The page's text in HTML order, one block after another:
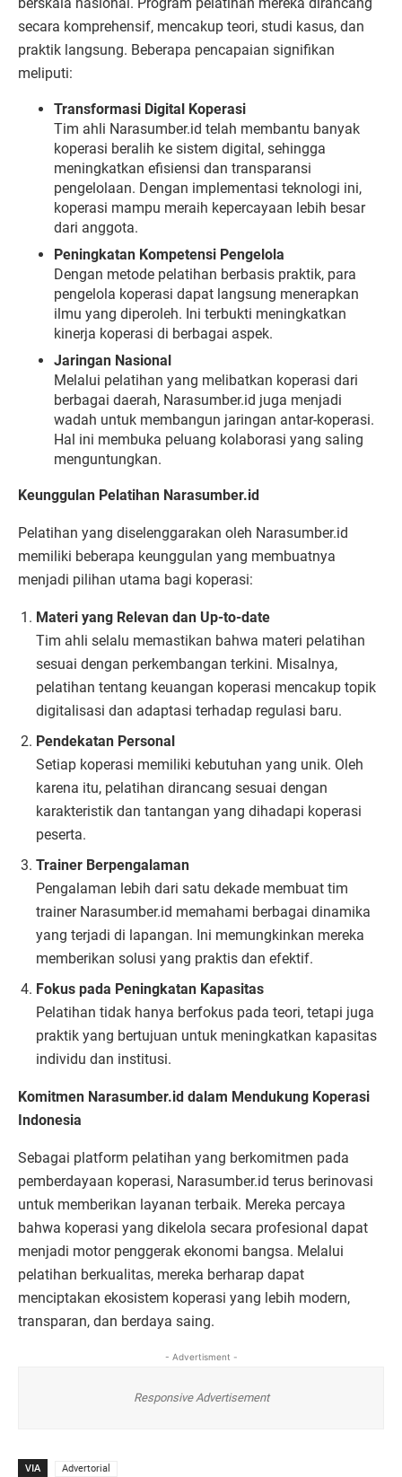
berskala nasional. Program pelatihan mereka dirancang
secara komprehensif, mencakup teori, studi kasus, dan
praktik langsung. Beberapa pencapaian signifikan
meliputi:
Transformasi Digital Koperasi
Tim ahli Narasumber.id telah membantu banyak
koperasi beralih ke sistem digital, sehingga
meningkatkan efisiensi dan transparansi
pengelolaan. Dengan implementasi teknologi ini,
koperasi mampu meraih kepercayaan lebih besar
dari anggota.
Peningkatan Kompetensi Pengelola
Dengan metode pelatihan berbasis praktik, para
pengelola koperasi dapat langsung menerapkan
ilmu yang diperoleh. Ini terbukti meningkatkan
kinerja koperasi di berbagai aspek.
Jaringan Nasional
Melalui pelatihan yang melibatkan koperasi dari
berbagai daerah, Narasumber.id juga menjadi
wadah untuk membangun jaringan antar-koperasi.
Hal ini membuka peluang kolaborasi yang saling
menguntungkan.
Keunggulan Pelatihan Narasumber.id
Pelatihan yang diselenggarakan oleh Narasumber.id
memiliki beberapa keunggulan yang membuatnya
menjadi pilihan utama bagi koperasi:
Materi yang Relevan dan Up-to-date
Tim ahli selalu memastikan bahwa materi pelatihan
sesuai dengan perkembangan terkini. Misalnya,
pelatihan tentang keuangan koperasi mencakup topik
digitalisasi dan adaptasi terhadap regulasi baru.
Pendekatan Personal
Setiap koperasi memiliki kebutuhan yang unik. Oleh
karena itu, pelatihan dirancang sesuai dengan
karakteristik dan tantangan yang dihadapi koperasi
peserta.
Trainer Berpengalaman
Pengalaman lebih dari satu dekade membuat tim
trainer Narasumber.id memahami berbagai dinamika
yang terjadi di lapangan. Ini memungkinkan mereka
memberikan solusi yang praktis dan efektif.
Fokus pada Peningkatan Kapasitas
Pelatihan tidak hanya berfokus pada teori, tetapi juga
praktik yang bertujuan untuk meningkatkan kapasitas
individu dan institusi.
Komitmen Narasumber.id dalam Mendukung Koperasi
Indonesia
Sebagai platform pelatihan yang berkomitmen pada
pemberdayaan koperasi, Narasumber.id terus berinovasi
untuk memberikan layanan terbaik. Mereka percaya
bahwa koperasi yang dikelola secara profesional dapat
menjadi motor penggerak ekonomi bangsa. Melalui
pelatihan berkualitas, mereka berharap dapat
menciptakan ekosistem koperasi yang lebih modern,
transparan, dan berdaya saing.
- Advertisment -
Responsive Advertisement
VIA Advertorial